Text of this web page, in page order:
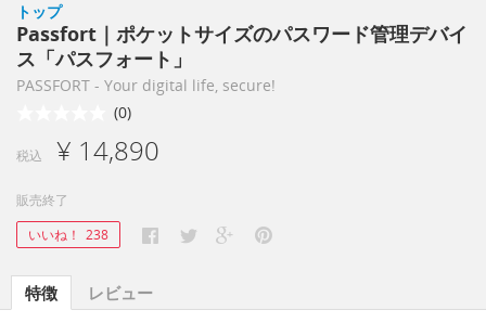
トップ
Passfort｜ポケットサイズのパスワード管理デバイ
ス「パスフォート」
PASSFORT - Your digital life, secure!
(0)
税込 ¥ 14,890
販売終了
いいね！ 238
特徴 レビュー